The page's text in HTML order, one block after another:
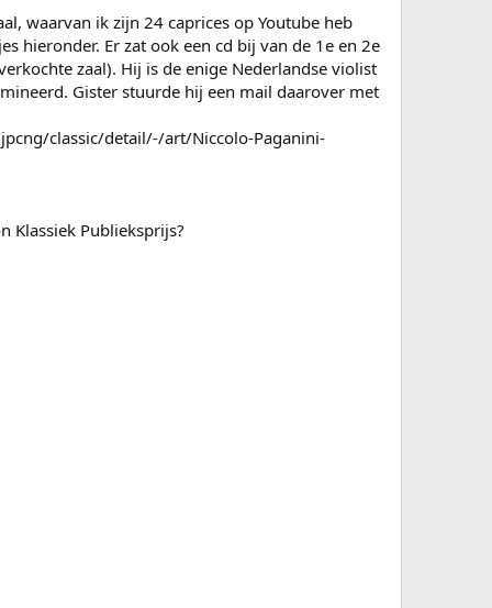
waarvan ik zijn 24 caprices op Youtube heb
hieronder. Er zat ook een cd bij van de 1e en 2e
zaal). Hij is de enige Nederlandse violist
Gister stuurde hij een mail daarover met
classic/detail/-/art/Niccolo-Paganini-
Klassiek Publieksprijs?